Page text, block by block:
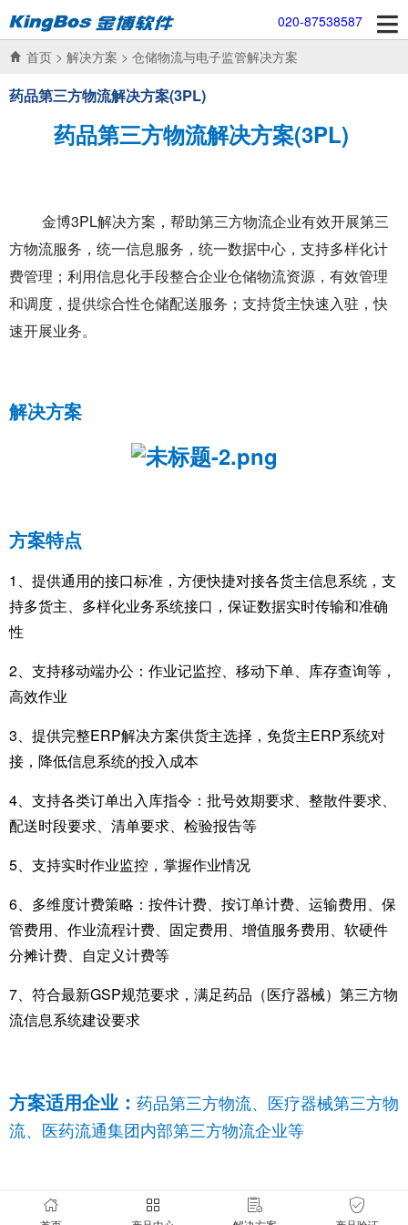
020-87538587
首页 > 解决方案 > 仓储物流与电子监管解决方案
药品第三方物流解决方案(3PL)
药品第三方物流解决方案(3PL)
金博3PL解决方案，帮助第三方物流企业有效开展第三
方物流服务，统一信息服务，统一数据中心，支持多样化计
费管理；利用信息化手段整合企业仓储物流资源，有效管理
和调度，提供综合性仓储配送服务；支持货主快速入驻，快
速开展业务。
解决方案
方案特点
1、提供通用的接口标准，方便快捷对接各货主信息系统，支
持多货主、多样化业务系统接口，保证数据实时传输和准确
性
2、支持移动端办公：作业记监控、移动下单、库存查询等，
高效作业
3、提供完整ERP解决方案供货主选择，免货主ERP系统对
接，降低信息系统的投入成本
4、支持各类订单出入库指令：批号效期要求、整散件要求、
配送时段要求、清单要求、检验报告等
5、支持实时作业监控，掌握作业情况
6、多维度计费策略：按件计费、按订单计费、运输费用、保
管费用、作业流程计费、固定费用、增值服务费用、软硬件
分摊计费、自定义计费等
7、符合最新GSP规范要求，满足药品（医疗器械）第三方物
流信息系统建设要求
方案适用企业： 药品第三方物流、医疗器械第三方物
流、医药流通集团内部第三方物流企业等